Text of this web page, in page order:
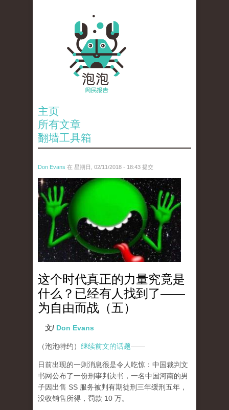
主页
所有文章
翻墙工具箱
Don Evans 在 星期日, 02/11/2018 - 18:43 提交
wechatimg1429.jpeg
这个时代真正的力量究竟是
什么？已经有人找到了——
为自由而战（五）
文/ Don Evans
（泡泡特约） 继续前文的话题——
日前出现的一则消息很是令人吃惊：中国裁判文
书网公布了一份刑事判决书，一名中国河南的男
子因出售 SS 服务被判有期徒刑三年缓刑五年，
没收销售所得，罚款 10 万。